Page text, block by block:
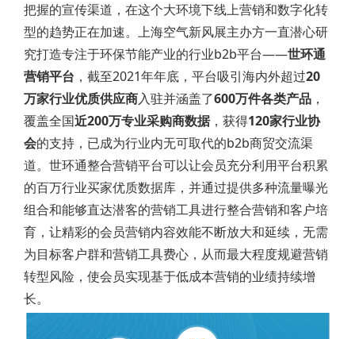
把握的宣传渠道，在这个大环境下线上营销和数字化转
型的趋势正在加速。上海空气新风展主办方一直潜心研
究打造专注于环保节能产业的行业b2b平台——世环通
营销平台 ，截至2021年年底，平台吸引海内外超过20
万家行业优质供应商入驻并涵盖了600万件各类产品 ，
覆盖全国近200万专业采购商数据，获得120家行业协
会的支持，已成为行业内无可取代的b2b商贸交流渠
道。世环通整合营销平台可以让会员充分利用平台积累
的百万行业买家优质数据库，并通过提供多种流量曝光
组合和能够直达潜客的营销工具进行整合营销和客户培
育，让精彩的会员营销内容效能不断放大和延续，无需
为目标客户群和营销工具费心，从而最大程度规避营销
转型风险，使会员实现基于低成本营销的业绩持续增
长。